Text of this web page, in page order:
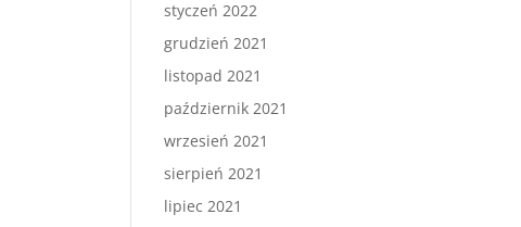
styczeń 2022
grudzień 2021
listopad 2021
październik 2021
wrzesień 2021
sierpień 2021
lipiec 2021